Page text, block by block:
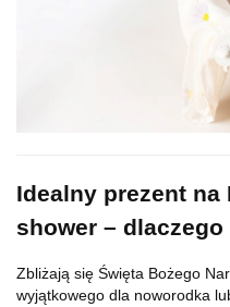
Idealny prezent na
shower – dlaczego
Zbliżają się Święta Bożego
wyjątkowego dla noworodka